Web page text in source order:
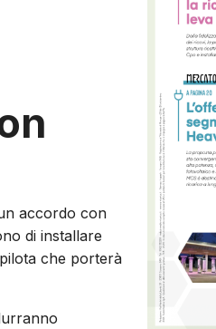
accordo con
di installare
che porterà